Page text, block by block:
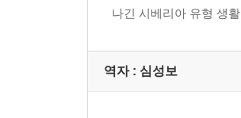
나긴 시베리아 유형 생
역자 : 심성보